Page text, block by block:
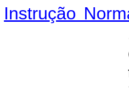
Instrução